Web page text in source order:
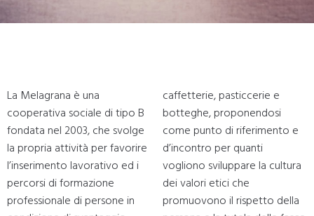
La Melagrana è una
cooperativa sociale di tipo B
fondata nel 2003, che svolge
la propria attività per favorire
l’inserimento lavorativo ed i
percorsi di formazione
professionale di persone in
caffetterie, pasticcerie e
botteghe, proponendosi
come punto di riferimento e
d’incontro per quanti
vogliono sviluppare la cultura
dei valori etici che
promuovono il rispetto della